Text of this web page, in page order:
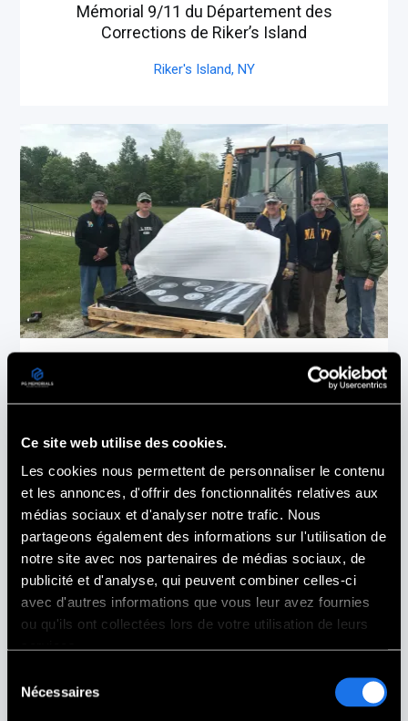
Ce site web utilise des cookies.
Les cookies nous permettent de personnaliser le contenu
et les annonces, d'offrir des fonctionnalités relatives aux
médias sociaux et d'analyser notre trafic. Nous
partageons également des informations sur l'utilisation de
notre site avec nos partenaires de médias sociaux, de
publicité et d'analyse, qui peuvent combiner celles-ci
avec d'autres informations que vous leur avez fournies
ou qu'ils ont collectées lors de votre utilisation de leurs
services.
Nécessaires
Mémorial 9/11 du Département des
Corrections de Riker’s Island
Riker's Island, NY
Monument Commémoratif des Vétérans de